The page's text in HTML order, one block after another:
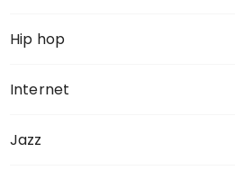
Hip hop
Internet
Jazz